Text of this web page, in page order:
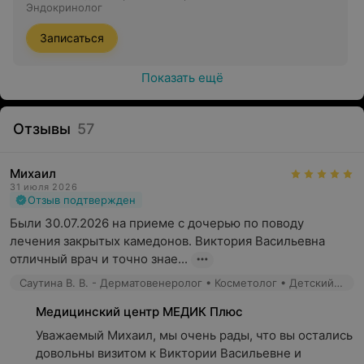
Врач может провести повторный осмотр пациента,
проверить состояние кожи, лимфатических узлов, и
оценить изменения в органах эндокринной системы;
Если в предыдущий раз назначались лабораторные
исследования, то врач может повторить их или
лечения и изменений уровней гормонов;
рекомендации, основываясь на новых данных и
динамике заболевания;
Врач может разработать план дальнейшего лечения
или контроля за состоянием пациента, установить
следующие шаги и регулярность повторных
приёмов.
Кому рекомендуется посетить врача-
эндокринолога?
Пациентам с проблемами щитовидной железы:
Эндокринолог
Записаться
Показать ещё
Отзывы 57
Михаил
31 июля 2026
Отзыв подтвержден
Были 30.07.2026 на приеме с дочерью по поводу
лечения закрытых камедонов. Виктория Васильевна
отличный врач и точно знае...
Саутина В. В. - Дерматовенеролог • Косметолог • Детский дерматолог
Медицинский центр МЕДИК Плюс
Уважаемый Михаил, мы очень рады, что вы остались
довольны визитом к Виктории Васильевне и